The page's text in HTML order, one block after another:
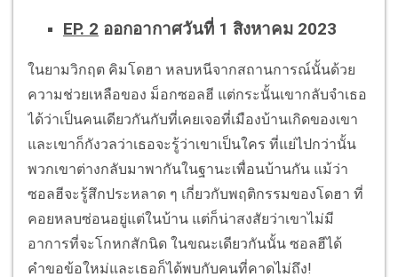
EP. 2 ออกอากาศวันที่ 1 สิงหาคม 2023
ในยามวิกฤต คิมโดฮา หลบหนีจากสถานการณ์นั้นด้วย
ความช่วยเหลือของ ม็อกซอลฮี แต่กระนั้นเขากลับจำเธอ
ได้ว่าเป็นคนเดียวกันกับที่เคยเจอที่เมืองบ้านเกิดของเขา
และเขาก็กังวลว่าเธอจะรู้ว่าเขาเป็นใคร ที่แย่ไปกว่านั้น
พวกเขาต่างกลับมาพากันในฐานะเพื่อนบ้านกัน แม้ว่า
ซอลฮีจะรู้สึกประหลาด ๆ เกี่ยวกับพฤติกรรมของโดฮา ที่
คอยหลบซ่อนอยู่แต่ในบ้าน แต่ก็น่าสงสัยว่าเขาไม่มี
อาการที่จะโกหกสักนิด ในขณะเดียวกันนั้น ซอลฮีได้
คำขอข้อใหม่และเธอก็ได้พบกับคนที่คาดไม่ถึง!